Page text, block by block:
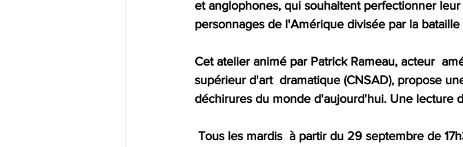
et anglophones, qui souhaitent perfectionner
personnages de l'Amérique divisée par la bataille
Cet atelier animé par Patrick Rameau, acteur
supérieur d'art  dramatique (CNSAD), propose
déchirures du monde d'aujourd'hui. Une lecture